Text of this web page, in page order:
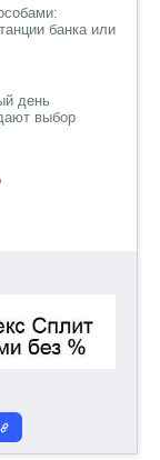
банка или
день
выбор